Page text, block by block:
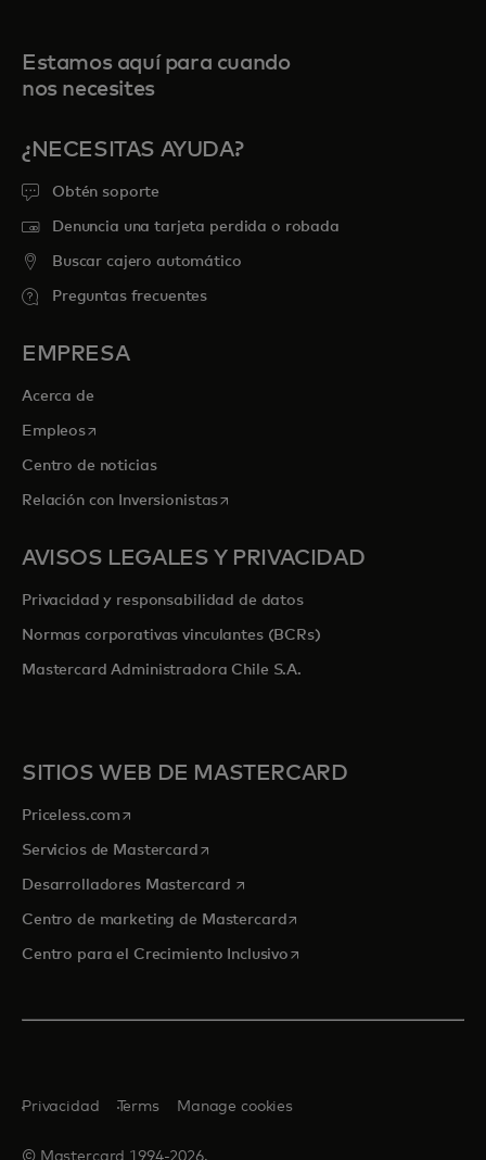
Estamos aquí para cuando
nos necesites
¿NECESITAS AYUDA?
Obtén soporte
Denuncia una tarjeta perdida o robada
Buscar cajero automático
Preguntas frecuentes
EMPRESA
Acerca de
Empleosse abre en una pestaña nueva
Centro de noticias
Relación con Inversionistasse abre en una pestaña nueva
AVISOS LEGALES Y PRIVACIDAD
Privacidad y responsabilidad de datos
Normas corporativas vinculantes (BCRs)
Mastercard Administradora Chile S.A.
SITIOS WEB DE MASTERCARD
Priceless.com se abre en una pestaña nueva
Servicios de Mastercardse abre en una pestaña nueva
Desarrolladores Mastercard se abre en una pestaña nueva
Centro de marketing de Mastercardse abre en una pestaña
Centro para el Crecimiento Inclusivose abre en una pestaña
© Mastercard 1994-2026.
Privacidad Terms Manage cookies